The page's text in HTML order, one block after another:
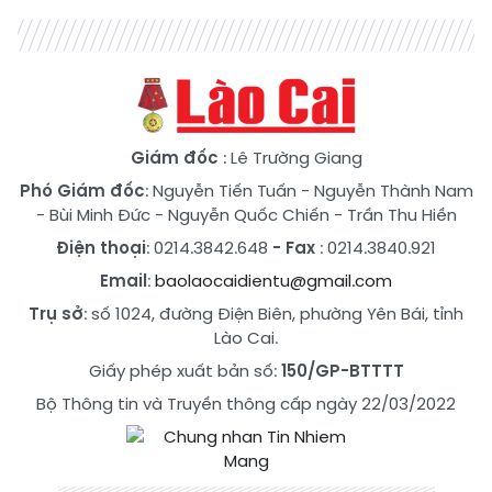
Giám đốc : Lê Trường Giang
Phó Giám đốc:Nguyễn Tiến Tuấn - Nguyễn Thành Nam
- Bùi Minh Đức- Nguyễn Quốc Chiến - Trần Thu Hiền
Điện thoại: 0214.3842.648 - Fax : 0214.3840.921
Email:baolaocaidientu@gmail.com
Trụ sở: số 1024, đường Điện Biên, phường Yên Bái, tỉnh
Lào Cai.
Giấy phép xuất bản số:150/GP-BTTTT
Bộ Thông tin và Truyền thông cấp ngày 22/03/2022